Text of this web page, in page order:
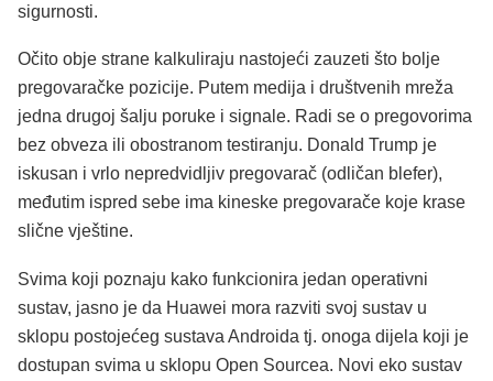
sigurnosti.
Očito obje strane kalkuliraju nastojeći zauzeti što bolje
pregovaračke pozicije. Putem medija i društvenih mreža
jedna drugoj šalju poruke i signale. Radi se o pregovorima
bez obveza ili obostranom testiranju. Donald Trump je
iskusan i vrlo nepredvidljiv pregovarač (odličan blefer),
međutim ispred sebe ima kineske pregovarače koje krase
slične vještine.
Svima koji poznaju kako funkcionira jedan operativni
sustav, jasno je da Huawei mora razviti svoj sustav u
sklopu postojećeg sustava Androida tj. onoga dijela koji je
dostupan svima u sklopu Open Sourcea. Novi eko sustav